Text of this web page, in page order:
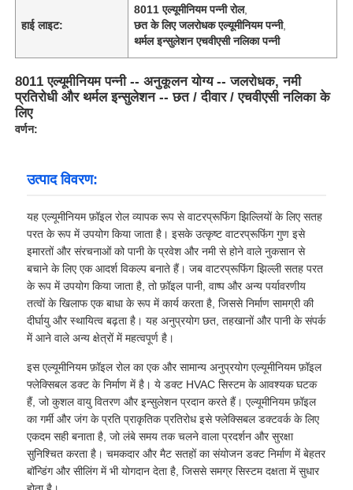
हाई लाइट:
8011 एल्यूमीनियम पन्नी रोल,
छत के लिए जलरोधक एल्यूमीनियम पन्नी,
थर्मल इन्सुलेशन एचवीएसी नलिका पन्नी
8011 एल्यूमीनियम पन्नी -- अनुकूलन योग्य -- जलरोधक, नमी
प्रतिरोधी और थर्मल इन्सुलेशन -- छत / दीवार / एचवीएसी नलिका के
लिए
वर्णन:
उत्पाद विवरण:
यह एल्यूमीनियम फ़ॉइल रोल व्यापक रूप से वाटरप्रूफिंग झिल्लियों के लिए सतह
परत के रूप में उपयोग किया जाता है। इसके उत्कृष्ट वाटरप्रूफिंग गुण इसे
इमारतों और संरचनाओं को पानी के प्रवेश और नमी से होने वाले नुकसान से
बचाने के लिए एक आदर्श विकल्प बनाते हैं। जब वाटरप्रूफिंग झिल्ली सतह परत
के रूप में उपयोग किया जाता है, तो फ़ॉइल पानी, वाष्प और अन्य पर्यावरणीय
तत्वों के खिलाफ एक बाधा के रूप में कार्य करता है, जिससे निर्माण सामग्री की
दीर्घायु और स्थायित्व बढ़ता है। यह अनुप्रयोग छत, तहखानों और पानी के संपर्क
में आने वाले अन्य क्षेत्रों में महत्वपूर्ण है।
इस एल्यूमीनियम फ़ॉइल रोल का एक और सामान्य अनुप्रयोग एल्यूमीनियम फ़ॉइल
फ्लेक्सिबल डक्ट के निर्माण में है। ये डक्ट HVAC सिस्टम के आवश्यक घटक
हैं, जो कुशल वायु वितरण और इन्सुलेशन प्रदान करते हैं। एल्यूमीनियम फ़ॉइल
का गर्मी और जंग के प्रति प्राकृतिक प्रतिरोध इसे फ्लेक्सिबल डक्टवर्क के लिए
एकदम सही बनाता है, जो लंबे समय तक चलने वाला प्रदर्शन और सुरक्षा
सुनिश्चित करता है। चमकदार और मैट सतहों का संयोजन डक्ट निर्माण में बेहतर
बॉन्डिंग और सीलिंग में भी योगदान देता है, जिससे समग्र सिस्टम दक्षता में सुधार